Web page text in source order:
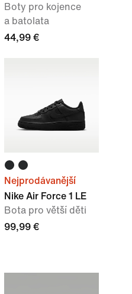
Boty pro kojence
a batolata
44,99 €
Nejprodávanější
Nike Air Force 1 LE
Bota pro větší děti
99,99 €